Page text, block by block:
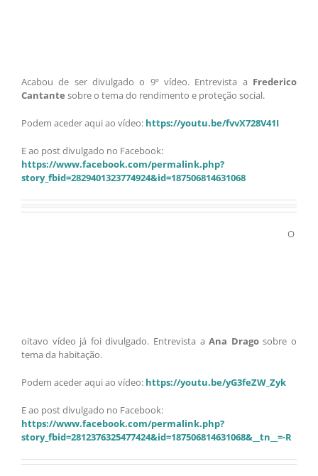
Acabou de ser divulgado o 9º vídeo. Entrevista a Frederico
Cantante sobre o tema do rendimento e proteção social.
Podem aceder aqui ao vídeo: https://youtu.be/fvvX728V41I
E ao post divulgado no Facebook:
https://www.facebook.com/permalink.php?
story_fbid=2829401323774924&id=187506814631068
O
oitavo vídeo já foi divulgado. Entrevista aAna Dragosobre o
tema da habitação.
Podem aceder aqui ao vídeo: https://youtu.be/yG3feZW_Zyk
E ao post divulgado no Facebook:
https://www.facebook.com/permalink.php?
story_fbid=2812376325477424&id=187506814631068&__tn__=-R